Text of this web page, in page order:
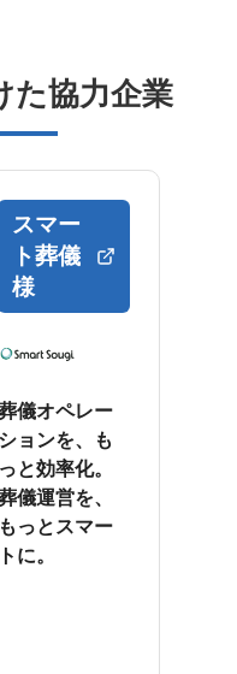
た協力企業
スマー
ト葬儀
様
儀オペレー
ションを、も
っと効率化。
儀運営を、
もっとスマー
トに。